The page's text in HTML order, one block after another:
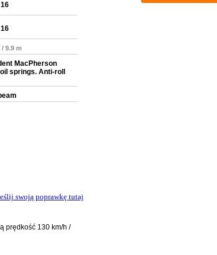
/ 9.9 m
MacPherson
springs. Anti-roll
swoją poprawkę tutaj
prędkość 130 km/h /